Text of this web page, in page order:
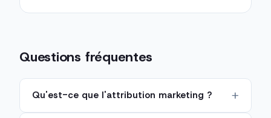
Questions fréquentes
Qu'est-ce que l'attribution marketing ?